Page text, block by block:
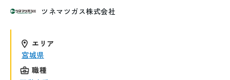
ツネマツガス株式会社
エリア
宮城県
職種